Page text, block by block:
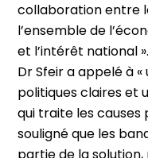
collaboration entre
l’ensemble de
et l’intérêt national ».
Dr Sfeir a appelé à
politiques claires et
qui traite les causes
souligné que les